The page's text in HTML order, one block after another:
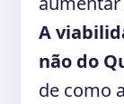
A
não do
de como